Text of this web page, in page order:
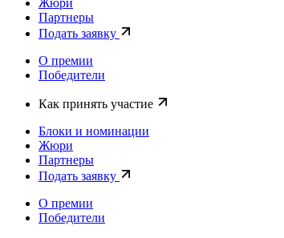
Жюри
Партнеры
Подать заявку
О премии
Победители
Как принять участие
Блоки и номинации
Жюри
Партнеры
Подать заявку
О премии
Победители